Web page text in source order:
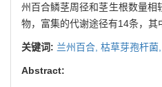
州百合鳞茎周径和茎生根数量
物，富集的代谢途径有14条，
关键词: 兰州百合, 枯草芽孢杆菌,
Abstract: